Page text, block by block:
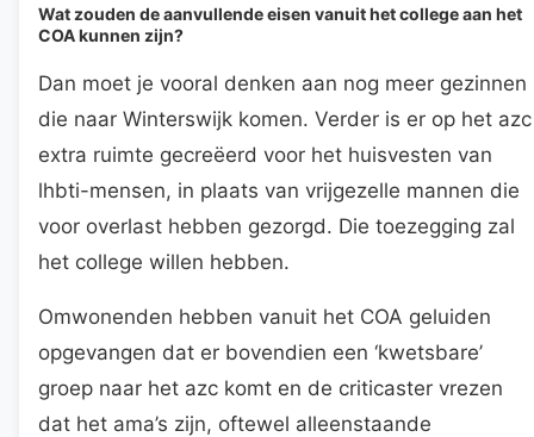
Wat zouden de aanvullende eisen vanuit het college aan het
COA kunnen zijn?
Dan moet je vooral denken aan nog meer gezinnen
die naar Winterswijk komen. Verder is er op het azc
extra ruimte gecreëerd voor het huisvesten van
lhbti-mensen, in plaats van vrijgezelle mannen die
voor overlast hebben gezorgd. Die toezegging zal
het college willen hebben.
Omwonenden hebben vanuit het COA geluiden
opgevangen dat er bovendien een ‘kwetsbare’
groep naar het azc komt en de criticaster vrezen
dat het ama’s zijn, oftewel alleenstaande